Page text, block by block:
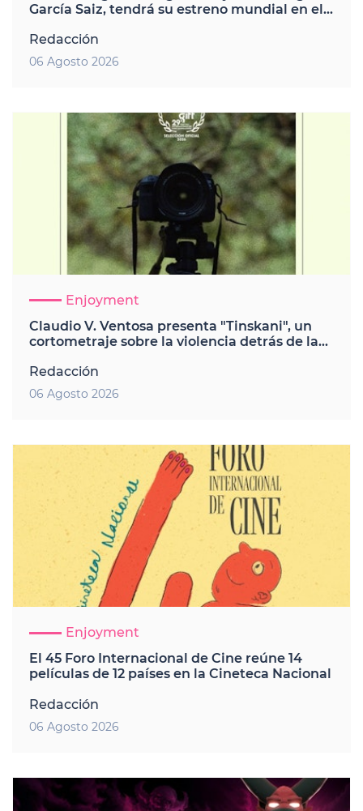
García Saiz, tendrá su estreno mundial en el
Sebastián
Redacción
06 Agosto 2026
Enjoyment
Claudio V. Ventosa presenta "Tinskani", un
cortometraje sobre la violencia detrás de la
Redacción
06 Agosto 2026
Enjoyment
El 45 Foro Internacional de Cine reúne 14
películas de 12 países en la Cineteca Nacional
Redacción
06 Agosto 2026